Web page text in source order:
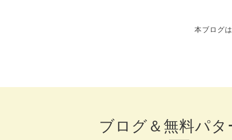
本ブログ
ブログ＆無料パタ